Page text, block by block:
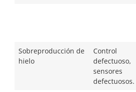
Sobreproducción de
hielo
Control
defectuoso,
sensores
defectuosos.